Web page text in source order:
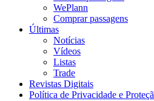
WePlann
Comprar passagens
Últimas
Notícias
Vídeos
Listas
Trade
Revistas Digitais
Política de Privacidade e